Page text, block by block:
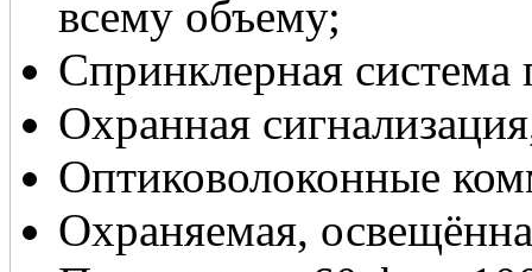
всему объему;
Спринклерная
Охранная
Оптиковолоконные
Охраняемая,